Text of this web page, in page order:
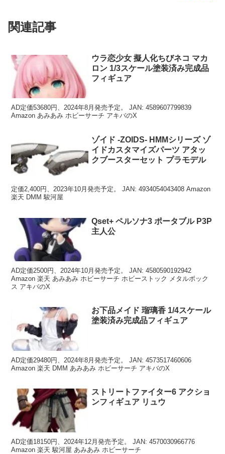
関連記事
ウラ恋少女 擬人化ちびネコ マカ
ロン 1/3スケール塗装済み完成品
フィギュア
AD定価53680円、2024年8月発売予定。 JAN: 4589607799839
Amazon あみあみ ホビーサーチ アキバのX
ゾイド -ZOIDS- HMMシリーズ ゾ
イドカスタマイズパーツ アタッ
クブースターセット プラモデル
定価2,400円、2023年10月発売予定。 JAN: 4934054043408 Amazon
楽天 DMM 駿河屋
Qset+ ペルソナ3 ポータブル P3P
主人公
AD定価2500円、2024年10月発売予定。 JAN: 4580590192942
Amazon 楽天 あみあみ ホビーサーチ ホビーストック メタルボック
ス アキバのX
お下品メイド 瑠璃香 1/4スケール
塗装済み完成品フィギュア
AD定価29480円、2024年8月発売予定。 JAN: 4573517460606
Amazon 楽天 DMM あみあみ ホビーサーチ アキバのX
ストリートファイター6 アクショ
ンフィギュア リュウ
AD定価18150円、2024年12月発売予定。 JAN: 4570030966776
Amazon 楽天 駿河屋 あみあみ ホビーサーチ